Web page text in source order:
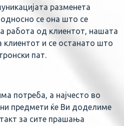
разменета
односно се она што се
работа од клиентот, нашата
клиентот и се останато што
пат.
потреба, а најчесто во
предмети ќе Ви доделиме
за сите прашања